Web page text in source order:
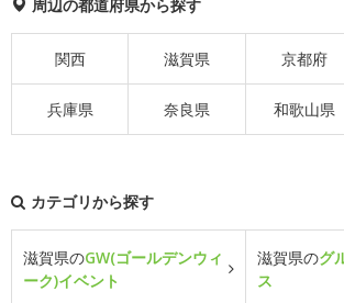
周辺の都道府県から探す
関西 滋賀県 京都府
兵庫県 奈良県 和歌山県
カテゴリから探す
滋賀県のGW(ゴールデンウィ
ーク)イベント
滋賀県のグ
ス